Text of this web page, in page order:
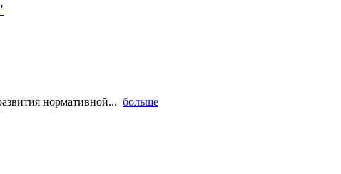
нормативной... больше